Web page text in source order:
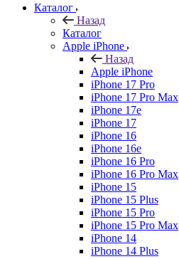
Каталог
Назад
Каталог
Apple iPhone
Назад
Apple iPhone
iPhone 17 Pro
iPhone 17 Pro Max
iPhone 17e
iPhone 17
iPhone 16
iPhone 16e
iPhone 16 Pro
iPhone 16 Pro Max
iPhone 15
iPhone 15 Plus
iPhone 15 Pro
iPhone 15 Pro Max
iPhone 14
iPhone 14 Plus